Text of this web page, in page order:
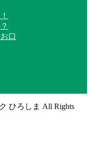
口
ひろしま All Rights